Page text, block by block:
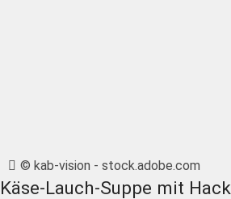
© kab-vision - stock.adobe.com
Käse-Lauch-Suppe mit Hack